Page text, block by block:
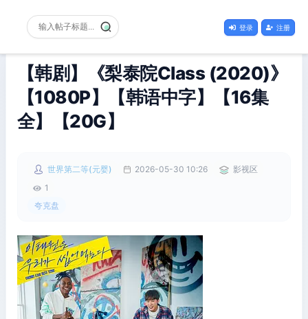
登录 注册
【韩剧】《梨泰院Class (2020)》
【1080P】【韩语中字】【16集
全】【20G】
世界第二等(元婴) 2026-05-30 10:26
影视区
1
夸克盘